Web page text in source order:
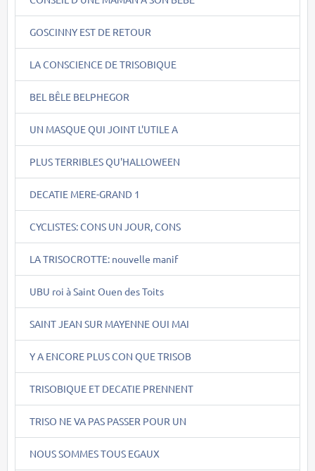
GOSCINNY EST DE RETOUR
LA CONSCIENCE DE TRISOBIQUE
BEL BÊLE BELPHEGOR
UN MASQUE QUI JOINT L'UTILE A
PLUS TERRIBLES QU'HALLOWEEN
DECATIE MERE-GRAND 1
CYCLISTES: CONS UN JOUR, CONS
LA TRISOCROTTE: nouvelle manif
UBU roi à Saint Ouen des Toits
SAINT JEAN SUR MAYENNE OUI MAI
Y A ENCORE PLUS CON QUE TRISOB
TRISOBIQUE ET DECATIE PRENNENT
TRISO NE VA PAS PASSER POUR UN
NOUS SOMMES TOUS EGAUX